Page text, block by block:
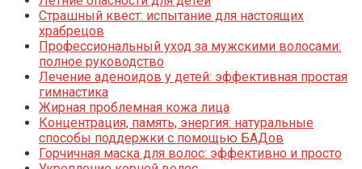
Страшный квест: испытание для настоящих
храбрецов
Профессиональный уход за мужскими волосами:
полное руководство
Лечение аденоидов у детей: эффективная простая
гимнастика
Жирная проблемная кожа лица
Концентрация, память, энергия: натуральные
способы поддержки с помощью БАДов
Горчичная маска для волос: эффективно и просто